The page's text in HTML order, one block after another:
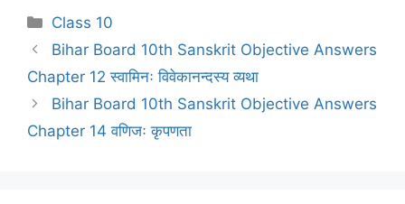
Categories
Class 10
Bihar Board 10th Sanskrit Objective Answers
Chapter 12 स्वामिनः विवेकानन्दस्य व्यथा
Bihar Board 10th Sanskrit Objective Answers
Chapter 14 वणिजः कृपणता